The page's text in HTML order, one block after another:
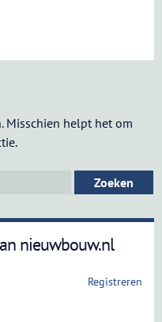
Misschien helpt het om
nieuwbouw.nl
Registreren